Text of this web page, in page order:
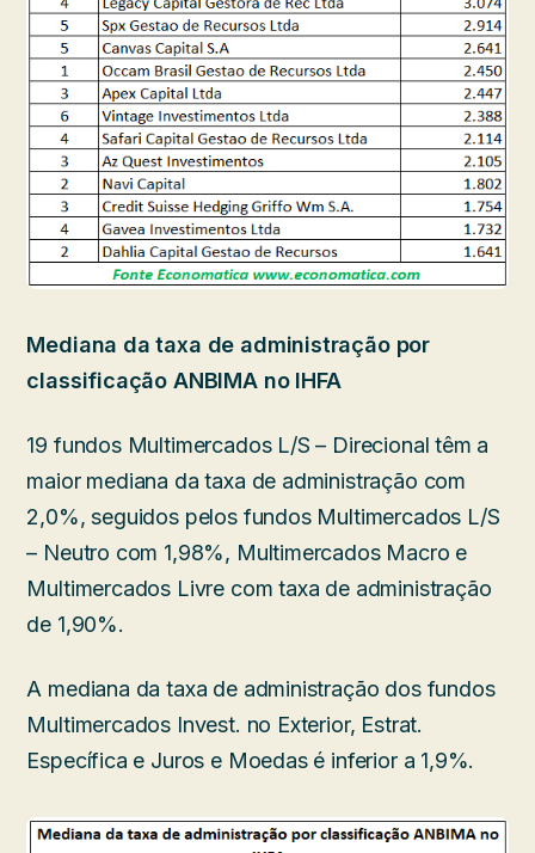
Mediana da taxa de administração por
classificação ANBIMA no IHFA
19 fundos Multimercados L/S – Direcional têm a
maior mediana da taxa de administração com
2,0%, seguidos pelos fundos Multimercados L/S
– Neutro com 1,98%, Multimercados Macro e
Multimercados Livre com taxa de administração
de 1,90%.
A mediana da taxa de administração dos fundos
Multimercados Invest. no Exterior, Estrat.
Específica e Juros e Moedas é inferior a 1,9%.